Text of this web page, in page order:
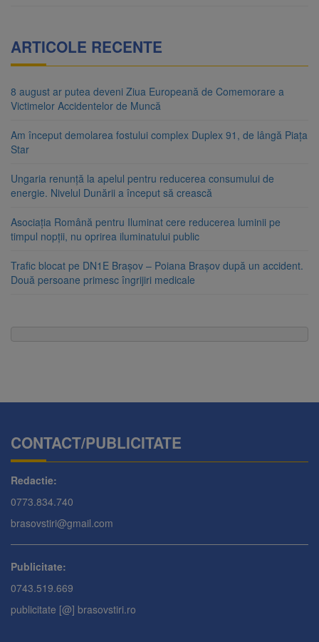
ARTICOLE RECENTE
8 august ar putea deveni Ziua Europeană de Comemorare a
Victimelor Accidentelor de Muncă
Am început demolarea fostului complex Duplex 91, de lângă Piața
Star
Ungaria renunță la apelul pentru reducerea consumului de
energie. Nivelul Dunării a început să crească
Asociația Română pentru Iluminat cere reducerea luminii pe
timpul nopții, nu oprirea iluminatului public
Trafic blocat pe DN1E Brașov – Poiana Brașov după un accident.
Două persoane primesc îngrijiri medicale
CONTACT/PUBLICITATE
Redactie:
0773.834.740
brasovstiri@gmail.com
Publicitate:
0743.519.669
publicitate [@] brasovstiri.ro